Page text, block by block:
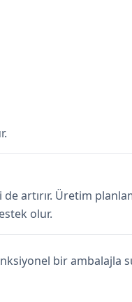
artırır. Üretim
olur.
bir ambalajla